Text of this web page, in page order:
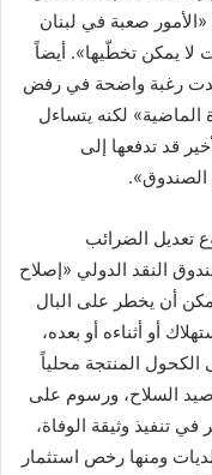
«الأمور صعبة في لبنان
لا يمكن تخطّيها». أيضاً
رغبة واضحة في رفض
الماضية» لكنه يتساءل
قد تدفعها إلى
الصندوق».
2023، هو مشروع تعديل الضرائب
النقد الدولي «إصلاح
أن يخطر على البال
أو أثناءه أو بعده،
المنتجة محلياً
السلاح، ورسوم على
في تنفيذ وثيقة الوفاة،
ومنها رخص استثمار